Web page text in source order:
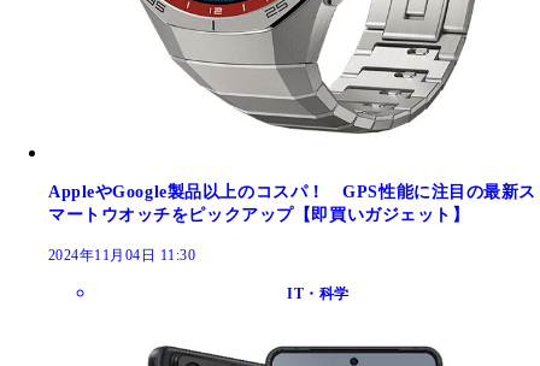
AppleやGoogle製品以上のコスパ！ GPS性能に注目の最新ス
マートウオッチをピックアップ【即買いガジェット】
2024年11月04日 11:30
IT・科学